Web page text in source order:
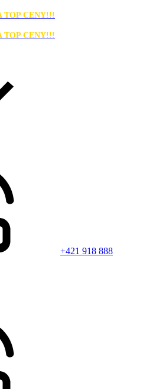
TOP CENY!!!
TOP CENY!!!
+421 918 888